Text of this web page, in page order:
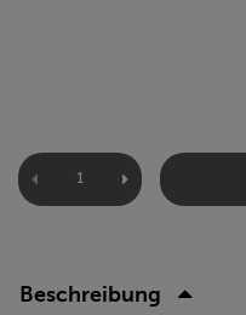
Beschreibung